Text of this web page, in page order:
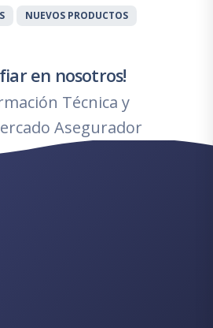
NUEVOS PRODUCTOS
en nosotros!
Técnica y
Asegurador